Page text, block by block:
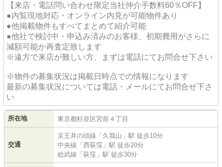
【来店・電話問い合わせ限定当社仲介手数料60％OFF】
●内覧現地対応・オンライン内見が可能物件あり
●他掲載物件もすべてまとめて紹介可能
●他社で検討中・申込み済みのお客様、初期費用がさらに
減額可能か再査定致します
※遠方で来店が難しい方、まずは電話にてお問合せ下さい
※物件の募集状況は掲載日時点での情報になります
最新の募集状況については電話・メールにてお問合せ下さ
い
所在地 東京都杉並区宮前 ４丁目
交通
京王井の頭線 「 久我山 」駅 徒歩10分
中央線 「 西荻窪 」駅 徒歩20分
総武線 「 荻窪 」駅 徒歩30分